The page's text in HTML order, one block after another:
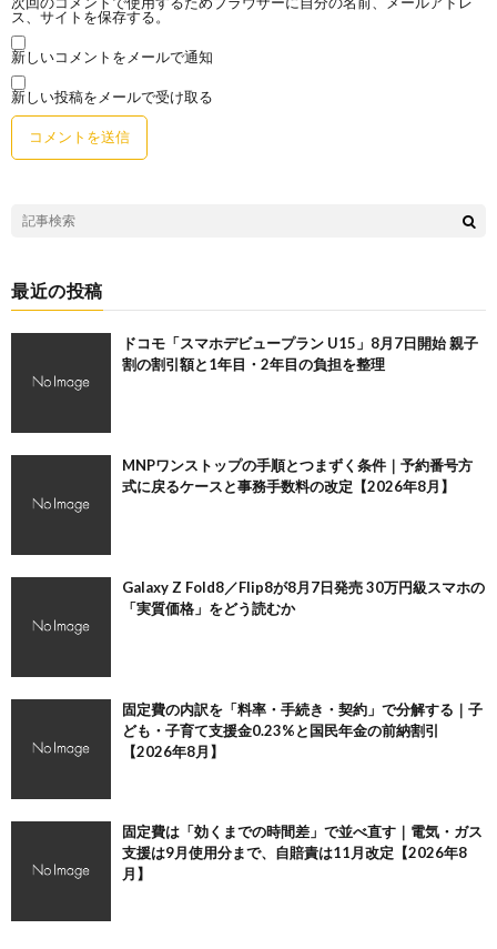
ス、サイトを保存する。
新しいコメントをメールで通知
新しい投稿をメールで受け取る
最近の投稿
ドコモ「スマホデビュープラン U15」8月7日開始 親子
割の割引額と1年目・2年目の負担を整理
MNPワンストップの手順とつまずく条件｜予約番号方
式に戻るケースと事務手数料の改定【2026年8月】
Galaxy Z Fold8／Flip8が8月7日発売 30万円級スマホの
「実質価格」をどう読むか
固定費の内訳を「料率・手続き・契約」で分解する｜子
ども・子育て支援金0.23%と国民年金の前納割引
【2026年8月】
固定費は「効くまでの時間差」で並べ直す｜電気・ガス
支援は9月使用分まで、自賠責は11月改定【2026年8
月】